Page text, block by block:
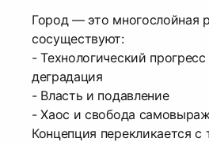
Город — это многослойная
сосуществуют:
- Технологический
деградация
- Власть и подавление
- Хаос и свобода
Концепция перекликается